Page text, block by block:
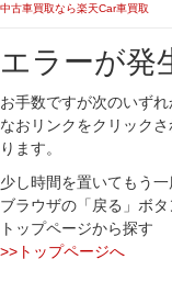
中古車買取なら楽天Car車買取
エラーが発
お手数ですが次のいず
なおリンクをクリック
ります。
少し時間を置いてもう
ブラウザの「戻る」ボ
トップページから探す
>>トップページへ